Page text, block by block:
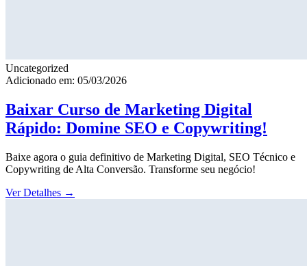
Uncategorized
Adicionado em: 05/03/2026
Baixar Curso de Marketing Digital
Rápido: Domine SEO e Copywriting!
Baixe agora o guia definitivo de Marketing Digital, SEO Técnico e
Copywriting de Alta Conversão. Transforme seu negócio!
Ver Detalhes →